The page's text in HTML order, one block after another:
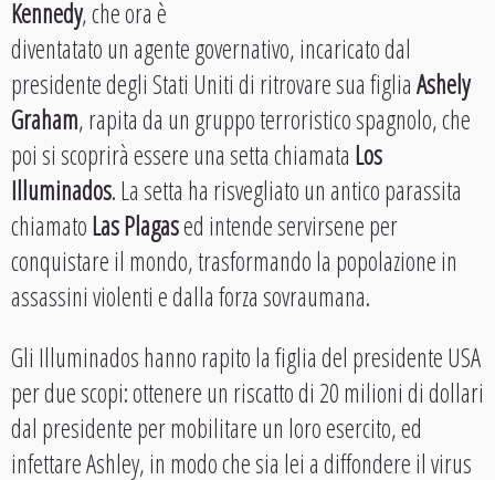
Kennedy, che ora è
diventatato un agente governativo, incaricato dal
presidente degli Stati Uniti di ritrovare sua figliaAshely
Graham, rapita da un gruppo terroristico spagnolo, che
poi si scoprirà essere una setta chiamata Los
Illuminados. La setta ha risvegliato un antico parassita
chiamatoLas Plagased intende servirsene per
conquistare il mondo, trasformando la popolazione in
assassini violenti e dalla forza sovraumana.
Gli Illuminados hanno rapito la figlia del presidente USA
per due scopi: ottenere un riscatto di 20 milioni di dollari
dal presidente per mobilitare un loro esercito, ed
infettare Ashley, in modo che sia lei a diffondere il virus